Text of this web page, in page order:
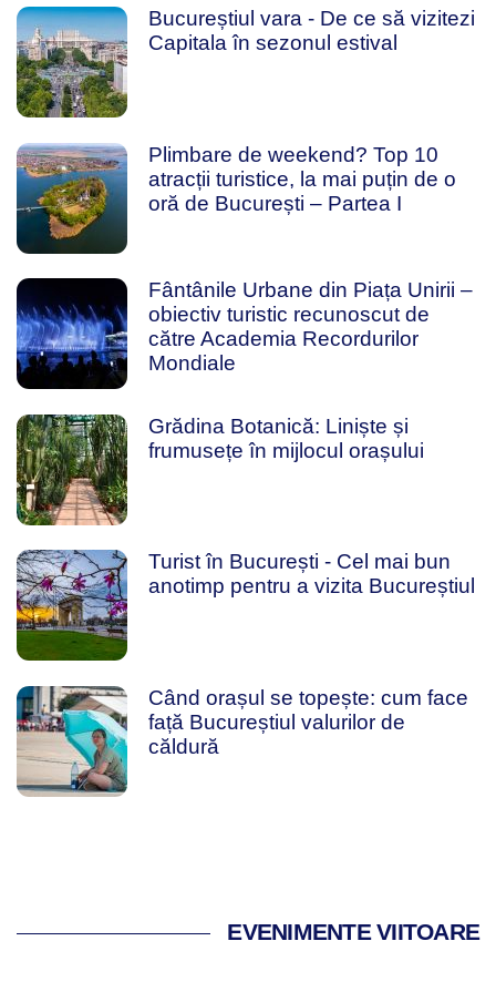
Bucureștiul vara - De ce să vizitezi
Capitala în sezonul estival
Plimbare de weekend? Top 10
atracții turistice, la mai puțin de o
oră de București – Partea I
Fântânile Urbane din Piața Unirii –
obiectiv turistic recunoscut de
către Academia Recordurilor
Mondiale
Grădina Botanică: Liniște și
frumusețe în mijlocul orașului
Turist în București - Cel mai bun
anotimp pentru a vizita Bucureștiul
Când orașul se topește: cum face
față Bucureștiul valurilor de
căldură
EVENIMENTE VIITOARE